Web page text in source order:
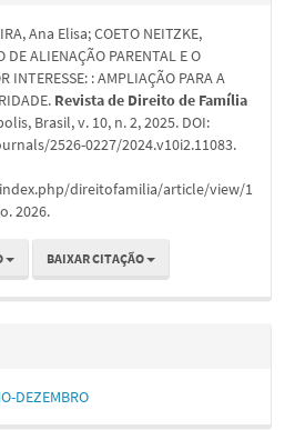
Ana Elisa; COETO NEITZKE,
ALIENAÇÃO PARENTAL E O
INTERESSE: : AMPLIAÇÃO PARA A
Revista de Direito de Família
Brasil, v. 10, n. 2, 2025. DOI:
2526-0227/2024.v10i2.11083.
direitofamilia/article/view/1
2026.
BAIXAR CITAÇÃO
DEZEMBRO